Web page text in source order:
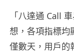
「八達通 Call
想，各項指標均
僅數天，用戶的